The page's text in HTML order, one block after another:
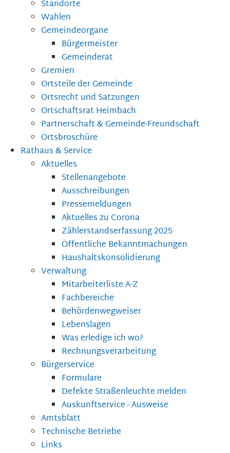
Standorte
Wahlen
Gemeindeorgane
Bürgermeister
Gemeinderat
Gremien
Ortsteile der Gemeinde
Ortsrecht und Satzungen
Ortschaftsrat Heimbach
Partnerschaft & Gemeinde-Freundschaft
Ortsbroschüre
Rathaus & Service
Aktuelles
Stellenangebote
Ausschreibungen
Pressemeldungen
Aktuelles zu Corona
Zählerstandserfassung 2025
Öffentliche Bekanntmachungen
Haushaltskonsolidierung
Verwaltung
Mitarbeiterliste A-Z
Fachbereiche
Behördenwegweiser
Lebenslagen
Was erledige ich wo?
Rechnungsverarbeitung
Bürgerservice
Formulare
Defekte Straßenleuchte melden
Auskunftservice - Ausweise
Amtsblatt
Technische Betriebe
Links